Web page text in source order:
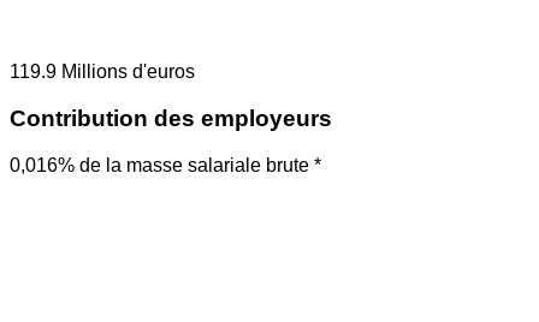
119.9 Millions d'euros
Contribution des employeurs
0,016% de la masse salariale brute *